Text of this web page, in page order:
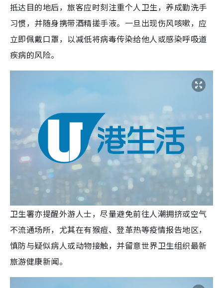
抵达目的地后，旅客应时刻注重个人卫生，养成勤洗手
习惯，并随身携带酒精搓手液。一旦出现伤风咳嗽，应
立即佩戴口罩，以减低将病毒传染给他人或感染呼吸道
疾病的风险。
卫生署亦提醒外游人士，尽量避免前往人潮拥挤或空气
不流通场所，尤其在有猴痘、登革热等疫情报告地区，
慎防与疑似病人或动物接触，并留意世界卫生组织最新
旅游健康新闻。